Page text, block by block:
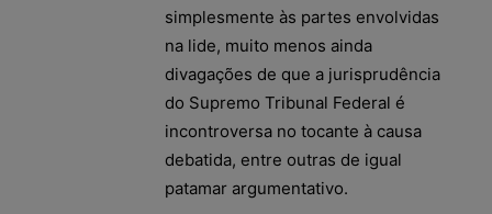
simplesmente às partes envolvidas
na lide, muito menos ainda
divagações de que a jurisprudência
do Supremo Tribunal Federal é
incontroversa no tocante à causa
debatida, entre outras de igual
patamar argumentativo.